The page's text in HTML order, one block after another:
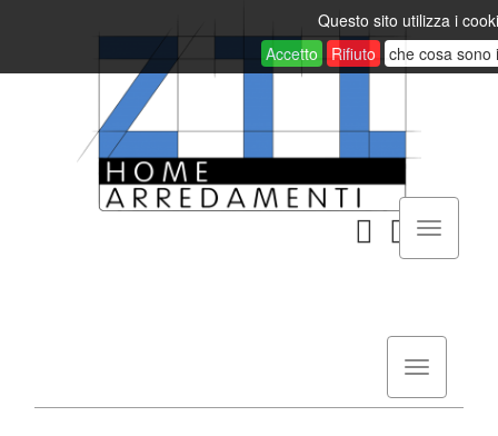
Questo sito utilizza i
Accetto
Rifiuto che cosa sono